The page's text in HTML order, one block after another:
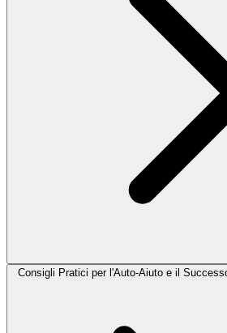
Consigli Pratici per l'Auto-Aiuto e il